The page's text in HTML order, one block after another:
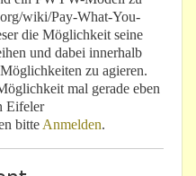
wiki/Pay-What-You-
die Möglichkeit seine
und dabei innerhalb
zu agieren.
mal gerade eben
Eifeler
bitte Anmelden.